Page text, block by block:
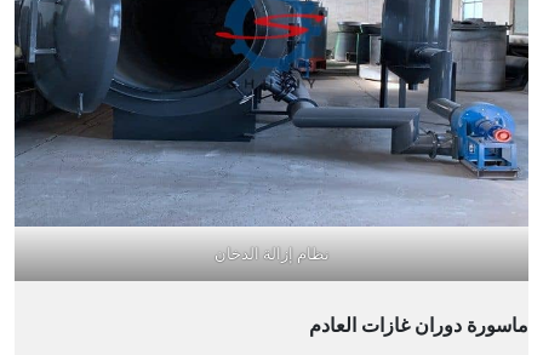
نظام إزالة الدخان
ماسورة دوران غازات العادم